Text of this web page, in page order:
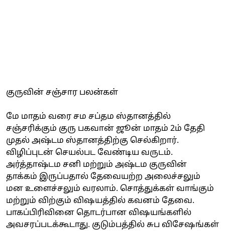
குருவின் சஞ்சார பலன்கள்
மே மாதம் வரை சம சப்தம ஸ்தானத்தில்
சஞ்சரிக்கும் குரு பகவான் ஜூன் மாதம் 2ம் தேதி
முதல் அஷ்டம ஸ்தானத்திற்கு செல்கிறார்.
விழிப்புடன் செயல்பட வேண்டிய வருடம்.
அர்த்தாஷ்டம சனி மற்றும் அஷ்டம குருவின்
தாக்கம் இருப்பதால் தேவையற்ற அலைச்சலும்
மன உளைச்சலும் வரலாம். சொத்துக்கள் வாங்கும்
மற்றும் விற்கும் விஷயத்தில் கவனம் தேவை.
பாகப்பிரிவினை தொடர்பான விஷயங்களில்
அவசரப்படக்கூடாது. குடும்பத்தில் சுப விசேஷங்கள்